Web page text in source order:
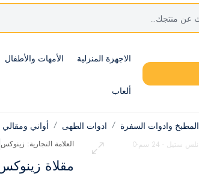
الاجهزة المنزلية الأمهات والأطفال
ألعاب
المطبخ وادوات السفرة ادوات الطهى أواني ومقالي
العلامة التجارية: زينوكس